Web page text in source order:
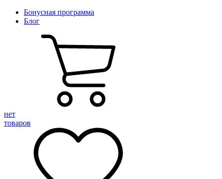
Бонусная программа
Блог
нет
товаров